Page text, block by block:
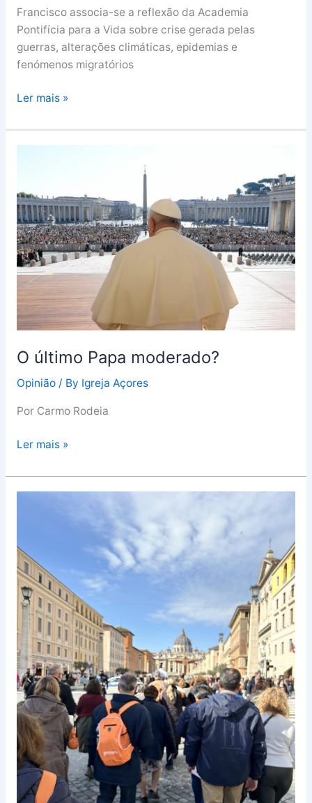
Francisco associa-se a reflexão da Academia
Pontifícia para a Vida sobre crise gerada pelas
guerras, alterações climáticas, epidemias e
fenómenos migratórios
Ler mais »
O último Papa moderado?
Opinião/ By Igreja Açores
Por Carmo Rodeia
moderado?
Ler mais »
pela
Associação
dos
Amigos
da
Terra
Santa
e
pelo
Serviço
Diocesano
de
Liturgia
passa
`Porta